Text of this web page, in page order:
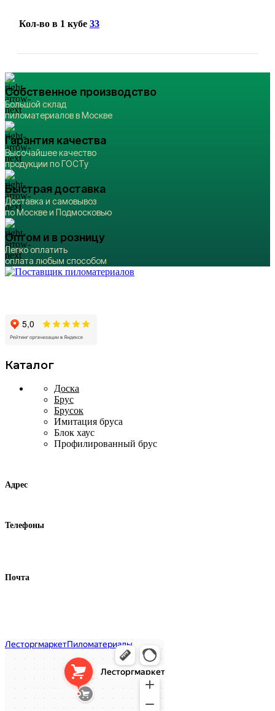
Кол-во в 1 кубе 33
Собственное производство
Большой склад
пиломатериалов в Москве
Гарантия качества
Высочайшее качество
продукции по ГОСТу
Быстрая доставка
Доставка и самовывоз
по Москве и Подмосковью
Оптом и в розницу
Легко оплатить
оплата любым способом
Каталог
Доска
Брус
Брусок
Имитация бруса
Блок хаус
Профилированный брус
Адрес
Телефоны
Почта
Лесторгмаркет